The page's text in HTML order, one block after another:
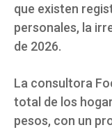
que existen
personales, la
de 2026.
La consultora
total de los
pesos, con un